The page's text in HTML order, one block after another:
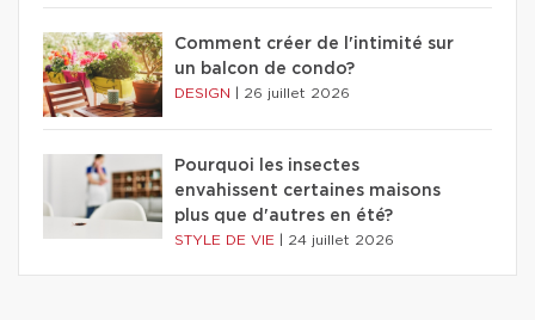
Comment créer de l'intimité sur
un balcon de condo?
DESIGN 26 juillet 2026
Pourquoi les insectes
envahissent certaines maisons
plus que d'autres en été?
STYLE DE VIE 24 juillet 2026